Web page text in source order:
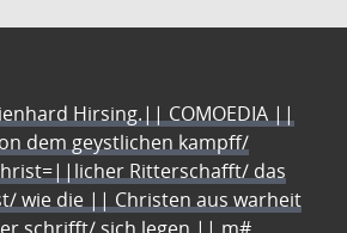
Hirsing.|| COMOEDIA ||
dem geystlichen kampff/
Ritterschafft/ das
wie die || Christen aus warheit